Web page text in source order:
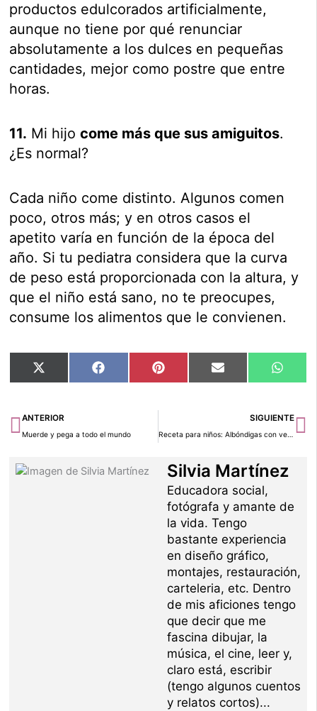
productos edulcorados artificialmente,
aunque no tiene por qué renunciar
absolutamente a los dulces en pequeñas
cantidades, mejor como postre que entre
horas.
11. Mi hijocome más que sus amiguitos.
¿Es normal?
Cada niño come distinto. Algunos comen
poco, otros más; y en otros casos el
apetito varía en función de la época del
año. Si tu pediatra considera que la curva
de peso está proporcionada con la altura, y
que el niño está sano, no te preocupes,
consume los alimentos que le convienen.
Compartir
en
X
(Twitter)
Compartir
en
Facebook Compartir
en
Pinterest Compartir
en
Email
en
Ant
ANTERIOR
Muerde y pega a todo el mundo
SIGUIENTE
Receta para niños: Albóndigas con verduritas
Silvia Martínez
Educadora social,
fotógrafa y amante de
la vida. Tengo
bastante experiencia
en diseño gráfico,
montajes, restauración,
carteleria, etc. Dentro
de mis aficiones tengo
que decir que me
fascina dibujar, la
música, el cine, leer y,
claro está, escribir
(tengo algunos cuentos
y relatos cortos)...